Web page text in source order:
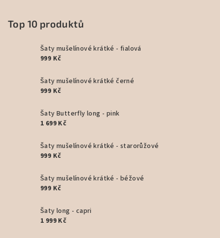
Top 10 produktů
Šaty mušelínové krátké - fialová
999 Kč
Šaty mušelínové krátké černé
999 Kč
Šaty Butterfly long - pink
1 699 Kč
Šaty mušelínové krátké - starorůžové
999 Kč
Šaty mušelínové krátké - béžové
999 Kč
Šaty long - capri
1 999 Kč